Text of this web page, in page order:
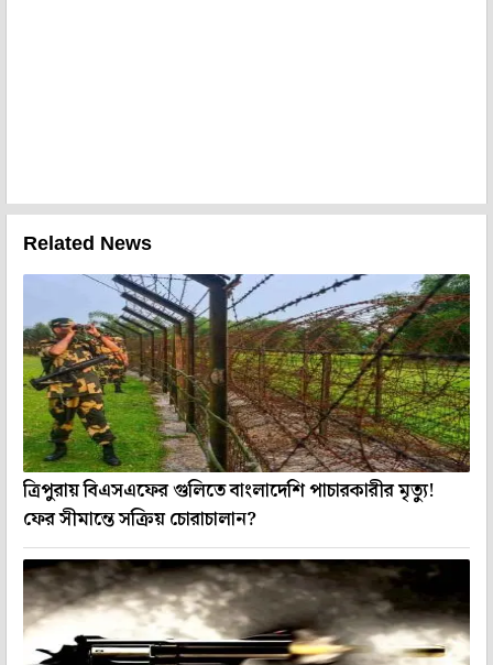
Related News
ত্রিপুরায় বিএসএফের গুলিতে বাংলাদেশি পাচারকারীর মৃত্যু!
ফের সীমান্তে সক্রিয় চোরাচালান?